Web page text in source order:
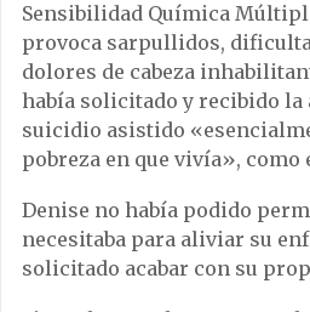
Sensibilidad Química
provoca sarpullidos,
dolores de cabeza
había solicitado y recibido la
suicidio asistido
pobreza en que vivía»,
Denise no había podido
necesitaba para aliviar su
solicitado acabar con su